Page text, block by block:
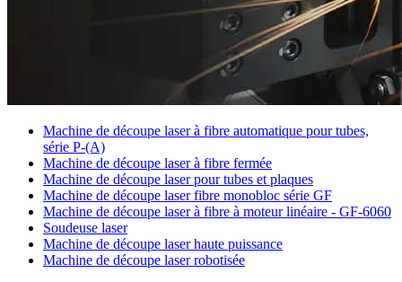
Machine de découpe laser à fibre automatique pour tubes,
série P-(A)
Machine de découpe laser à fibre fermée
Machine de découpe laser pour tubes et plaques
Machine de découpe laser fibre monobloc série GF
Machine de découpe laser à fibre à moteur linéaire - GF-6060
Soudeuse laser
Machine de découpe laser haute puissance
Machine de découpe laser robotisée